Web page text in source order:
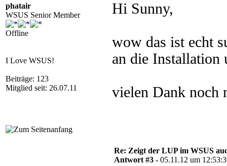
phatair
WSUS Senior Member
Offline
I Love WSUS!
Beiträge: 123
Mitglied seit: 26.07.11
Hi Sunny,
wow das ist echt
an die Installation
vielen Dank noch
Re: Zeigt der LUP im WSUS
Antwort #3 - 05.11.12 um